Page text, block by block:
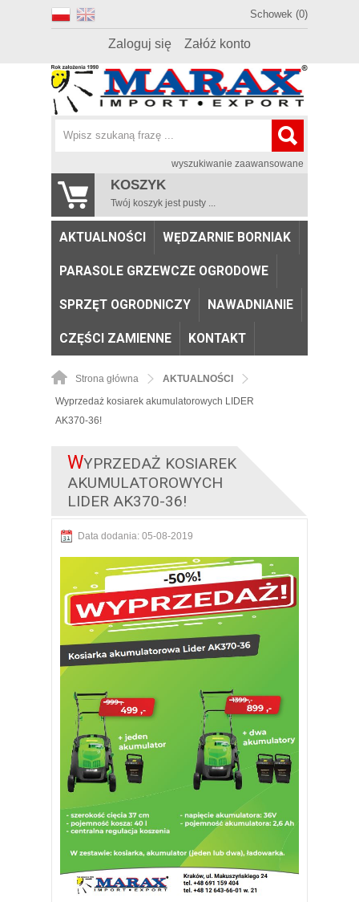
Schowek (0)
Zaloguj się Załóż konto
wyszukiwanie zaawansowane
KOSZYK
Twój koszyk jest pusty ...
AKTUALNOŚCI WĘDZARNIE BORNIAK
PARASOLE GRZEWCZE OGRODOWE
SPRZĘT OGRODNICZY NAWADNIANIE
CZĘŚCI ZAMIENNE KONTAKT
Strona główna
AKTUALNOŚCI
Wyprzedaż kosiarek akumulatorowych LIDER
AK370-36!
WYPRZEDAŻ KOSIAREK
AKUMULATOROWYCH
LIDER AK370-36!
Data dodania: 05-08-2019